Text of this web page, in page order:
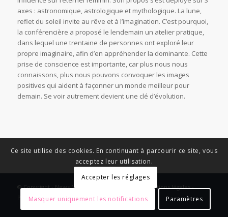
axes : astronomique, astrologique et mythologique. La lune,
reflet du soleil invite au rêve et à l’imagination. C’est pourquoi,
la conférencière a proposé le lendemain un atelier pratique,
dans lequel une trentaine de personnes ont exploré leur
propre imaginaire, afin d’en appréhender la dominante. Cette
prise de conscience est importante, car plus nous nous
connaissons, plus nous pouvons convoquer les images
positives qui aident à façonner un monde meilleur pour
demain. Se voir autrement devient une clé d’évolution.
© Copyright - News Nouvelle Acropole - 2023 - Mentions légales -
Politique de confidentialité
Ce site utilise des cookies. En continuant à parcourir ce site, vous
acceptez leur utilisation.
Accepter les réglages
Masquer uniquement les notifications Paramètres